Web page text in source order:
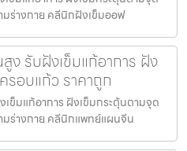
มร่างกาย คลีนิกฝังเข็มออฟ
ง รับฝังเข็มแก้อาการ ฝัง
รอบแก้ว ราคาถูก
ข็มแก้อาการ ฝังเข็มกระตุ้นตามจุด
มร่างกาย คลีนิกแพทย์แผนจีน